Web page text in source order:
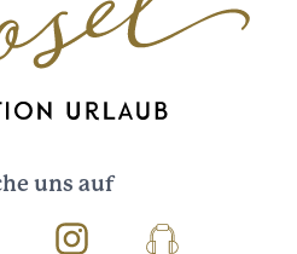
uns auf
InstagramPodcast